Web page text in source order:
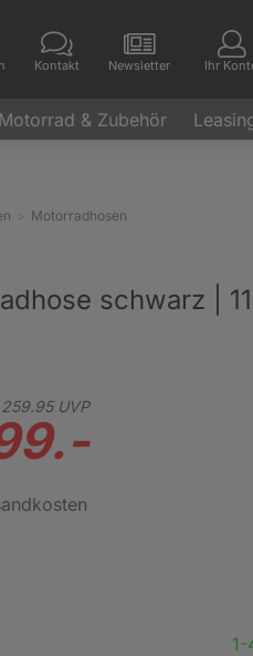
Kontakt Newsletter Ihr
Motorrad & Zubehör
Motorradhosen
schwarz |
259.95UVP